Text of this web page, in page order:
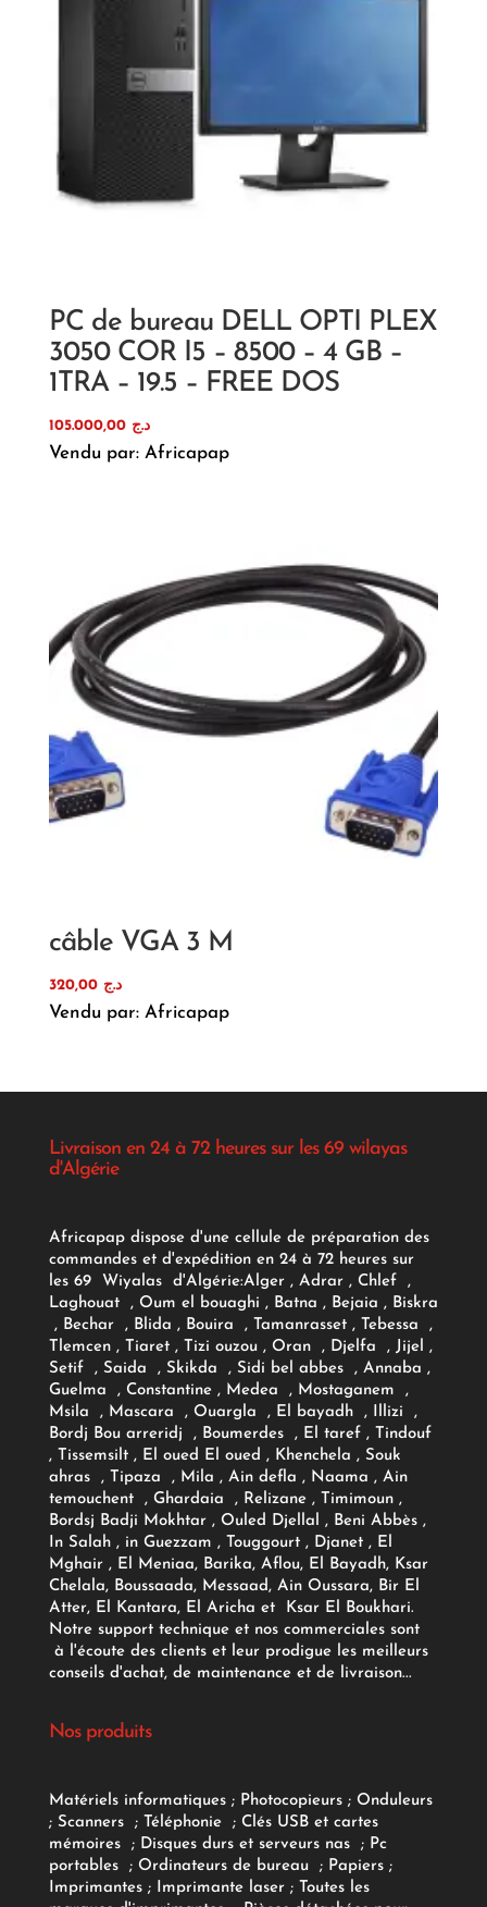
PC de bureau DELL OPTI PLEX
3050 COR I5 – 8500 – 4 GB –
1TRA – 19.5 – FREE DOS
د.ج 105.000,00
Vendu par: Africapap
câble VGA 3 M
د.ج 320,00
Vendu par: Africapap
Livraison en 24 à 72 heures sur les 69 wilayas
d'Algérie
Africapap dispose d'une cellule de préparation des
commandes et d'expédition en 24 à 72 heures sur
les 69 Wiyalas d'Algérie:Alger , Adrar, Chlef ,
Laghouat , Oum el bouaghi , Batna , Bejaia , Biskra
, Bechar , Blida , Bouira , Tamanrasset , Tebessa ,
Tlemcen , Tiaret , Tizi ouzou , Oran , Djelfa , Jijel ,
Setif , Saida , Skikda , Sidi bel abbes , Annaba ,
Guelma , Constantine , Medea , Mostaganem ,
Msila , Mascara , Ouargla , El bayadh , Illizi ,
Bordj Bou arreridj , Boumerdes , El taref , Tindouf
, Tissemsilt , El oued El oued , Khenchela , Souk
ahras , Tipaza , Mila , Ain defla , Naama , Ain
temouchent , Ghardaia , Relizane , Timimoun ,
Bordsj Badji Mokhtar , Ouled Djellal , Beni Abbès ,
In Salah , in Guezzam , Touggourt , Djanet , El
Mghair , El Meniaa, Barika, Aflou, El Bayadh, Ksar
Chelala, Boussaada, Messaad, Ain Oussara, Bir El
Atter, El Kantara, El Aricha et Ksar El Boukhari.
Notre support technique et nos commerciales sont
à l'écoute des clients et leur prodigue les meilleurs
conseils d'achat, de maintenance et de livraison...
Nos produits
Matériels informatiques; Photocopieurs; Onduleurs
; Scanners ; Téléphonie ; Clés USB et cartes
mémoires
; Disques durs et serveurs nas ; Pc
portables
; Ordinateurs de bureau ; Papiers;
Imprimantes;Imprimante laser; Toutes les